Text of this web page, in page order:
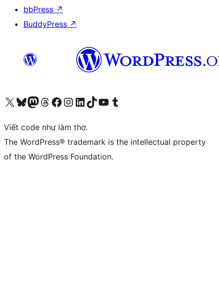
bbPress ↗
BuddyPress ↗
Truy cập tài khoản X (trước đây là Twitter) của chúng tôiVisit our Bluesky account
Visit our Mastodon account
Visit our Threads account
Xem trang Facebook của chúng tôiTruy cập tài khoản Instagram của chúng tôiTruy cập tài khoản LinkedIn của chúng tôiVisit our TikTok account
Truy cập kênh YouTube của chúng tôi Visit our Tumblr account
Viết code như làm thơ.
The WordPress® trademark is the intellectual property
of the WordPress Foundation.